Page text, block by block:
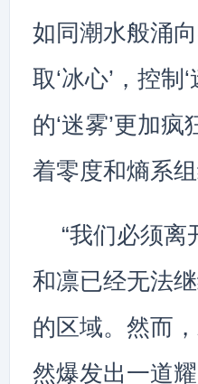
如同潮水般涌
取‘冰心’，控
的‘迷雾’更加
着零度和熵系
“我们必须离
和凛已经无法
的区域。然而
然爆发出一道